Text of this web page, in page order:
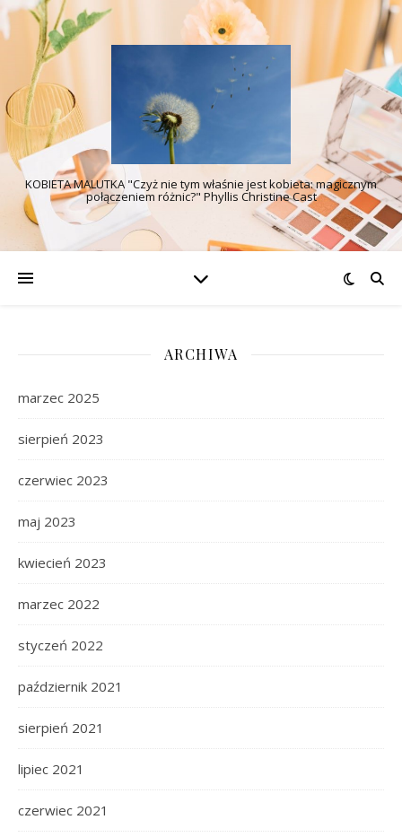
KOBIETA MALUTKA "Czyż nie tym właśnie jest kobieta: magicznym
połączeniem różnic?" Phyllis Christine Cast
ARCHIWA
marzec 2025
sierpień 2023
czerwiec 2023
maj 2023
kwiecień 2023
marzec 2022
styczeń 2022
październik 2021
sierpień 2021
lipiec 2021
czerwiec 2021